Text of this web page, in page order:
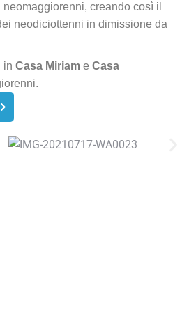
creando così il
neodiciottenni in dimissione da
inCasa Miriam eCasa